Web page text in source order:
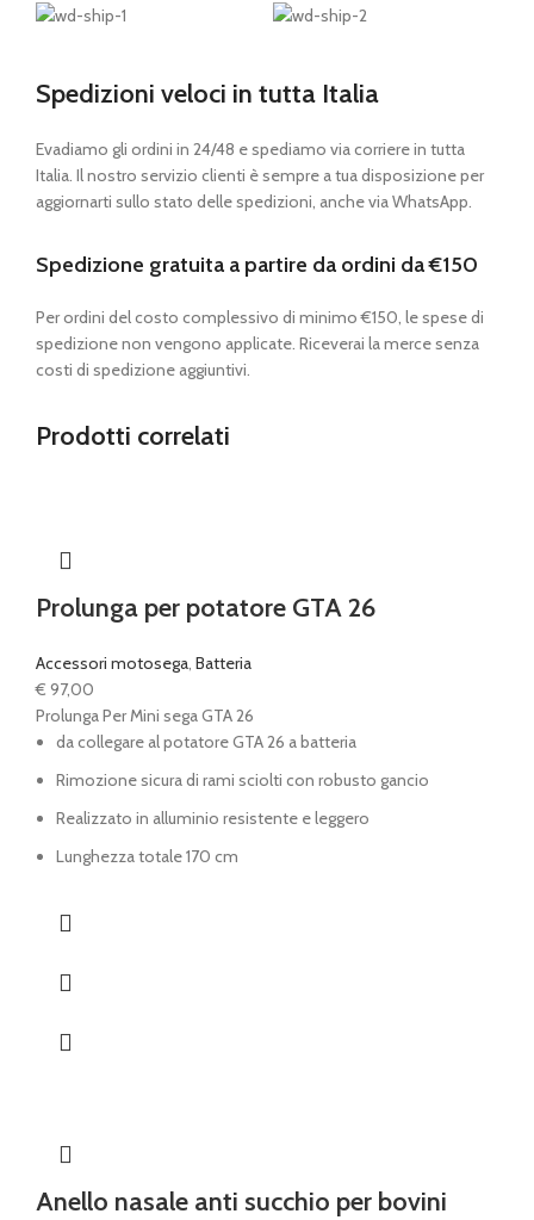
Spedizioni veloci in tutta Italia
Evadiamo gli ordini in 24/48 e spediamo via corriere in tutta
Italia. Il nostro servizio clienti è sempre a tua disposizione per
aggiornarti sullo stato delle spedizioni, anche via WhatsApp.
Spedizione gratuita a partire da ordini da €150
Per ordini del costo complessivo di minimo €150, le spese di
spedizione non vengono applicate. Riceverai la merce senza
costi di spedizione aggiuntivi.
Prodotti correlati
Prolunga per potatore GTA 26
Accessori motosega, Batteria
€ 97,00
Prolunga Per Mini sega GTA 26
da collegare al potatore GTA 26 a batteria
Rimozione sicura di rami sciolti con robusto gancio
Realizzato in alluminio resistente e leggero
Lunghezza totale 170 cm
Anello nasale anti succhio per bovini